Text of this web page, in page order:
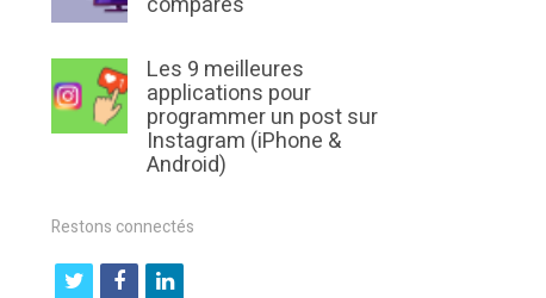
Les 9 meilleures
applications pour
programmer un post sur
Instagram (iPhone &
Android)
Restons connectés
t
f
l